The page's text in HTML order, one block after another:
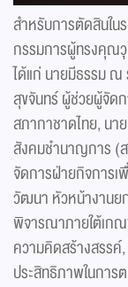
สำหรับการตัดสินใ
กรรมการผู้ทรงคุณ
ได้แก่ นายมีธรรม
สุขจันทร์ ผู้ช่วยผู้จัด
สภากาชาดไทย, น
สังคมชำนาญการ
จัดการฝ่ายกิจการ
วัฒนา หัวหน้างานย
พิจารณาภายใต้เกณ
ความคิดสร้างสรร
ประสิทธิภาพในการ